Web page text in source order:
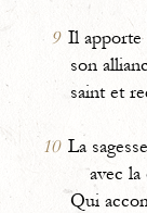
9 Il apporte
son
saint et
10 La
avec la
Qui